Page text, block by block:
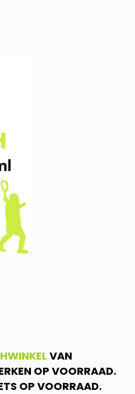
VAN
OP VOORRAAD.
OP VOORRAAD.